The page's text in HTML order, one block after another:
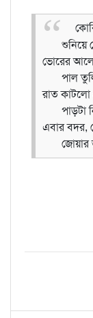
শুনিয়ে
ভোরের
পাল
রাত
পাড়টা
এবার বদর,
জোয়ার